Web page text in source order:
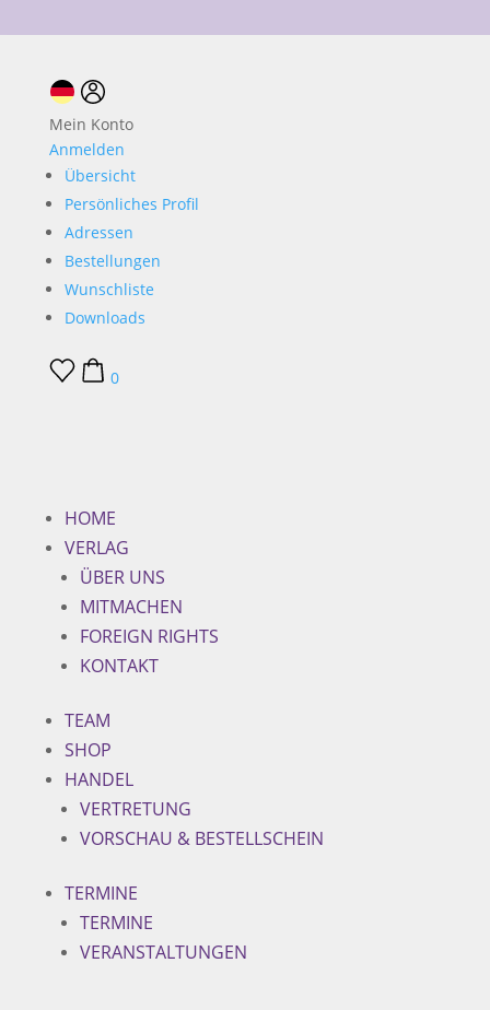
Mein Konto
Anmelden
Übersicht
Persönliches Profil
Adressen
Bestellungen
Wunschliste
Downloads
0
HOME
VERLAG
ÜBER UNS
MITMACHEN
FOREIGN RIGHTS
KONTAKT
TEAM
SHOP
HANDEL
VERTRETUNG
VORSCHAU & BESTELLSCHEIN
TERMINE
TERMINE
VERANSTALTUNGEN